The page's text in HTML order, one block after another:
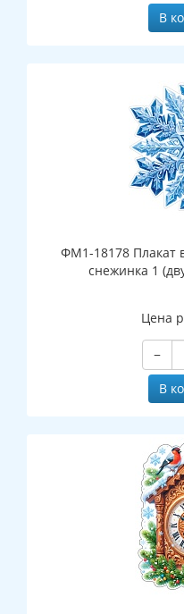
В
ФМ1-18178 Плакат
снежинка 1
Цена
−
В